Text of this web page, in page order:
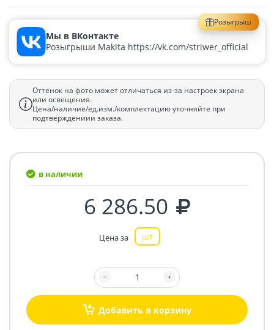
Розыгрыш
Мы в ВКонтакте
Розыгрыши Makita https://vk.com/striwer_official
Оттенок на фото может отличаться из-за настроек экрана
или освещения.
Цена/наличие/ед.изм./комплектацию уточняйте при
подтверждениии заказа.
в наличии
6 286.50
Цена за шт
Добавить в корзину